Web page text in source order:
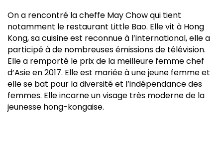
On a rencontré la cheffe May Chow qui tient
notamment le restaurant Little Bao. Elle vit à Hong
Kong, sa cuisine est reconnue à l’international, elle a
participé à de nombreuses émissions de télévision.
Elle a remporté le prix de la meilleure femme chef
d’Asie en 2017. Elle est mariée à une jeune femme et
elle se bat pour la diversité et l’indépendance des
femmes. Elle incarne un visage très moderne de la
jeunesse hong-kongaise.